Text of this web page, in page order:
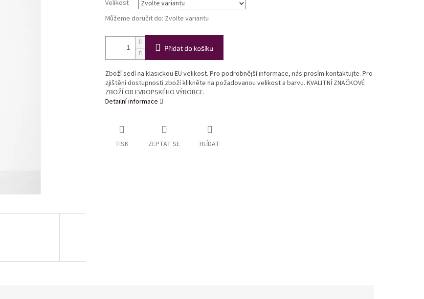
Velikost
Můžeme doručit do: Zvolte variantu
Přidat do košíku
Zboží sedí na klasickou EU velikost. Pro podrobnější informace, nás prosím kontaktujte. Pro
zjištění dostupnosti zboží klikněte na požadovanou velikost a barvu. KVALITNÍ ZNAČKOVÉ
ZBOŽÍ OD EVROPSKÉHO VÝROBCE.
Detailní informace
TISK ZEPTAT SE HLÍDAT